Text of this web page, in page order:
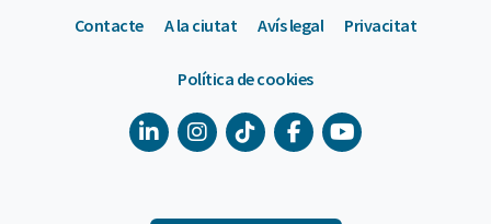
Contacte A la ciutat Avís legal Privacitat
Política de cookies